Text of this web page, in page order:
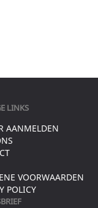
LINKS
AANMELDEN
VOORWAARDEN
POLICY